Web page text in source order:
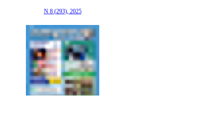
N 8 (293), 2025